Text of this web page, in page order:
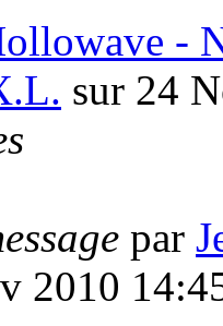
-
sur 24
par
2010